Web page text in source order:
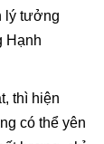
lý tưởng
Hạnh
thì hiện
có thể yên